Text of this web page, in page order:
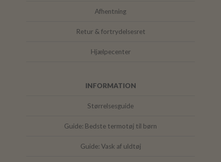
Afhentning
Retur & fortrydelsesret
Hjælpecenter
INFORMATION
Størrelsesguide
Guide: Bedste termotøj til børn
Guide: Vask af uldtøj